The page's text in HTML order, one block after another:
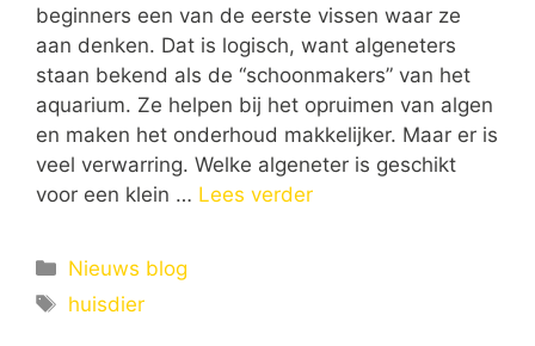
beginners een van de eerste vissen waar ze
aan denken. Dat is logisch, want algeneters
staan bekend als de “schoonmakers” van het
aquarium. Ze helpen bij het opruimen van algen
en maken het onderhoud makkelijker. Maar er is
veel verwarring. Welke algeneter is geschikt
voor een klein … Lees verder
Categorieën
Nieuws blog
Tags
huisdier